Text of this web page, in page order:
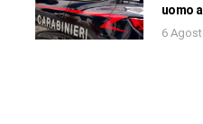
uomo
6